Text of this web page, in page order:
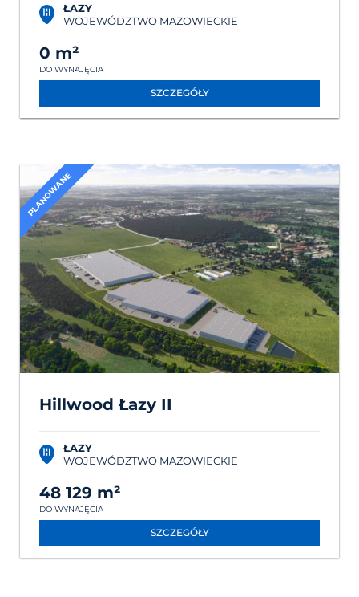
ŁAZY
WOJEWÓDZTWO MAZOWIECKIE
0 m²
DO WYNAJĘCIA
SZCZEGÓŁY
PLANOWANE
Hillwood Łazy II
ŁAZY
WOJEWÓDZTWO MAZOWIECKIE
48 129 m²
DO WYNAJĘCIA
SZCZEGÓŁY